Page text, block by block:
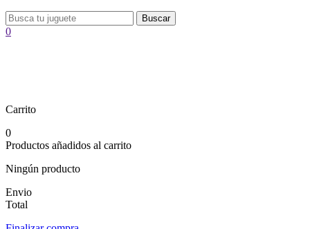
Buscar
0
Carrito
0
Productos añadidos al carrito
Ningún producto
Envio
Total